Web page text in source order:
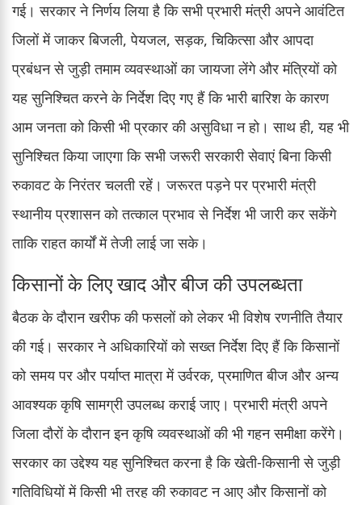
गई। सरकार ने निर्णय लिया है कि सभी प्रभारी मंत्री अपने आवंटित
जिलों में जाकर बिजली, पेयजल, सड़क, चिकित्सा और आपदा
प्रबंधन से जुड़ी तमाम व्यवस्थाओं का जायजा लेंगे और मंत्रियों को
यह सुनिश्चित करने के निर्देश दिए गए हैं कि भारी बारिश के कारण
आम जनता को किसी भी प्रकार की असुविधा न हो। साथ ही, यह भी
सुनिश्चित किया जाएगा कि सभी जरूरी सरकारी सेवाएं बिना किसी
रुकावट के निरंतर चलती रहें। जरूरत पड़ने पर प्रभारी मंत्री
स्थानीय प्रशासन को तत्काल प्रभाव से निर्देश भी जारी कर सकेंगे
ताकि राहत कार्यों में तेजी लाई जा सके।
किसानों के लिए खाद और बीज की उपलब्धता
बैठक के दौरान खरीफ की फसलों को लेकर भी विशेष रणनीति तैयार
की गई। सरकार ने अधिकारियों को सख्त निर्देश दिए हैं कि किसानों
को समय पर और पर्याप्त मात्रा में उर्वरक, प्रमाणित बीज और अन्य
आवश्यक कृषि सामग्री उपलब्ध कराई जाए। प्रभारी मंत्री अपने
जिला दौरों के दौरान इन कृषि व्यवस्थाओं की भी गहन समीक्षा करेंगे।
सरकार का उद्देश्य यह सुनिश्चित करना है कि खेती-किसानी से जुड़ी
गतिविधियों में किसी भी तरह की रुकावट न आए और किसानों को